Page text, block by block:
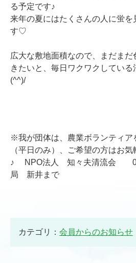
る予定です♪
来年の夏にはたくさんの人に蛍
す♡
広大な敷地面積なので、まだま
きたいと、毎日ワクワクしている
(^^)/
※我が団体は、農業ボランティア
（平日のみ）、ご希望の方はお
♪ NPO法人 知々夫清流会
局 新井まで
カテゴリ： 会員からのお知らせ